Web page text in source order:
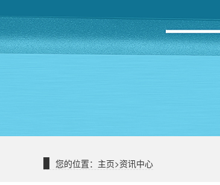
您的位置： 主页>资讯中心